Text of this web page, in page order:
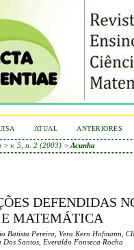
ATUAL ANTERIORES
> v. 5, n. 2 (2003)> Acunha
DEFENDIDAS
MATEMÁTICA
Pereira, Vera Kern Hofmann,
Santos, Everaldo Fonseca Rocha